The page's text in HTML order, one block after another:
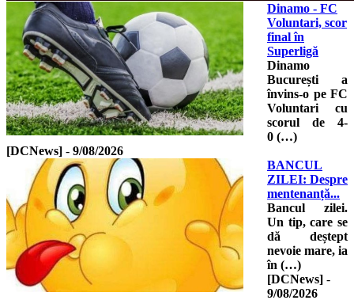
Dinamo - FC
Voluntari, scor
final în
Superligă
Dinamo
București a
învins-o pe FC
Voluntari cu
scorul de 4-
0 (…)
[DCNews] - 9/08/2026
BANCUL
ZILEI: Despre
mentenanță...
Bancul zilei.
Un tip, care se
dă deștept
nevoie mare, ia
în (…)
[DCNews] -
9/08/2026